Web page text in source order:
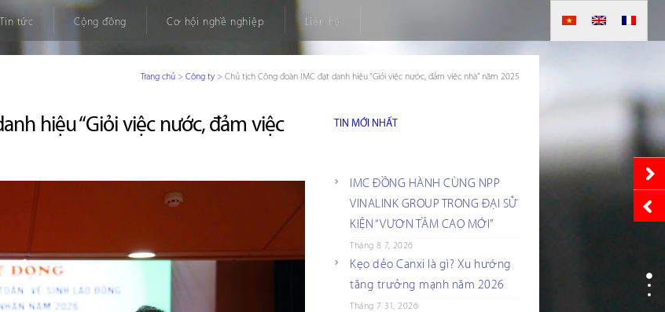
Tin tức Cộng đồng Cơ hội nghề nghiệp Liên hệ
Trang chủ > Công ty > Chủ tịch Công đoàn IMC đạt danh hiệu “Giỏi việc nước, đảm việc nhà” năm 2025
hiệu “Giỏi việc nước, đảm việc
TIN MỚI NHẤT
IMC ĐỒNG HÀNH CÙNG NPP
VINALINK GROUP TRONG ĐẠI SỰ
KIỆN “VƯƠN TẦM CAO MỚI”
Tháng 8 7, 2026
Kẹo dẻo Canxi là gì? Xu hướng
tăng trưởng mạnh năm 2026
Tháng 7 31, 2026